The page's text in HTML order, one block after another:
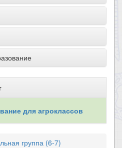
для агроклассов
группа (6-7)